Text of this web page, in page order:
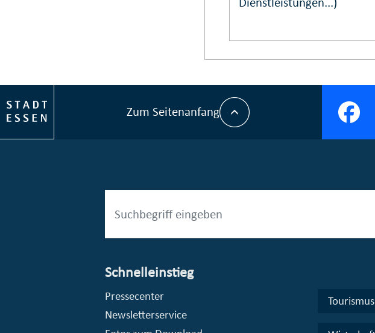
Zum Seitenanfang
Schnelleinstieg
Pressecenter
Newsletterservice
Tourismus
© Stadt Essen, Presse- und Kommunikationsamt